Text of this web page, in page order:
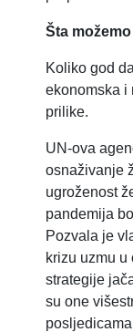
Šta
Koliko god
ekonomska i
prilike.
UN-ova
osnaživanje
ugroženost
pandemija
Pozvala je
krizu uzmu
strategije
su one